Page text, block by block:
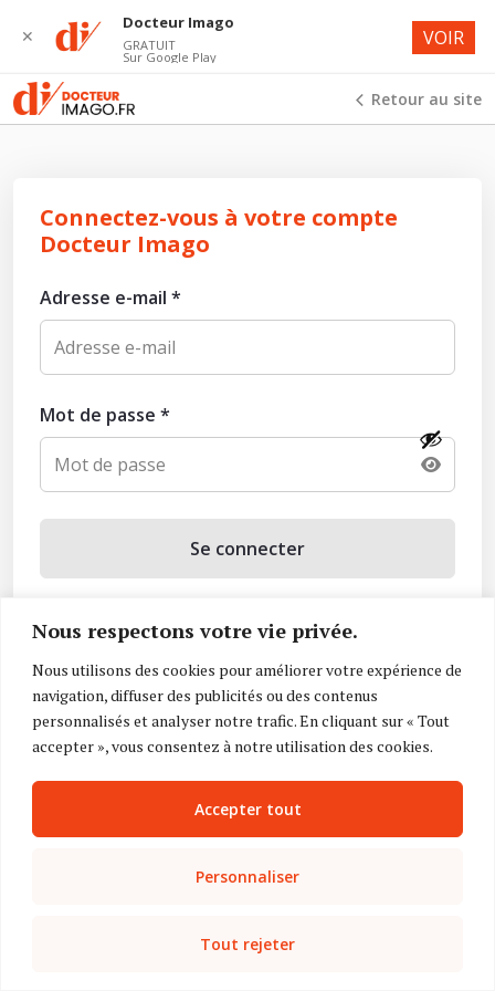
Nous respectons votre vie privée.
Nous utilisons des cookies pour améliorer votre expérience de
navigation, diffuser des publicités ou des contenus
personnalisés et analyser notre trafic. En cliquant sur « Tout
accepter », vous consentez à notre utilisation des cookies.
Personnaliser
Tout rejeter
Accepter tout
Retour au site
Connectez-vous à votre compte
Docteur Imago
Adresse e-mail *
Mot de passe *
Se connecter
Mot de passe oublié ?
Vous n’avez pas de compte ? Inscrivez-vous
✕
Docteur Imago
GRATUIT
Sur Google Play
VOIR